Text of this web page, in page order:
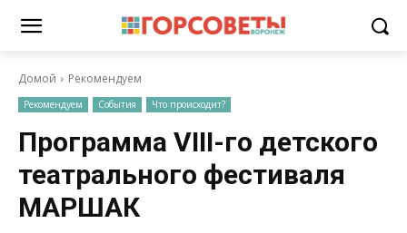
Домой Рекомендуем
Рекомендуем События Что происходит?
Программа VIII-го детского
театрального фестиваля
МАРШАК